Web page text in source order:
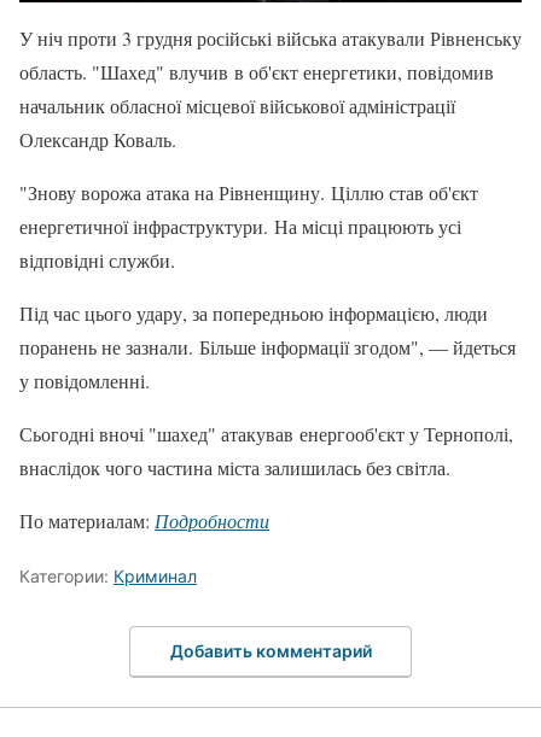
У ніч проти 3 грудня російські війська атакували Рівненську
область. "Шахед" влучив в об'єкт енергетики, повідомив
начальник обласної місцевої військової адміністрації
Олександр Коваль.
"Знову ворожа атака на Рівненщину. Ціллю став об'єкт
енергетичної інфраструктури. На місці працюють усі
відповідні служби.
Під час цього удару, за попередньою інформацією, люди
поранень не зазнали. Більше інформації згодом", — йдеться
у повідомленні.
Сьогодні вночі "шахед" атакував енергооб'єкт у Тернополі,
внаслідок чого частина міста залишилась без світла.
По материалам: Подробности
Категории: Криминал
Добавить комментарий